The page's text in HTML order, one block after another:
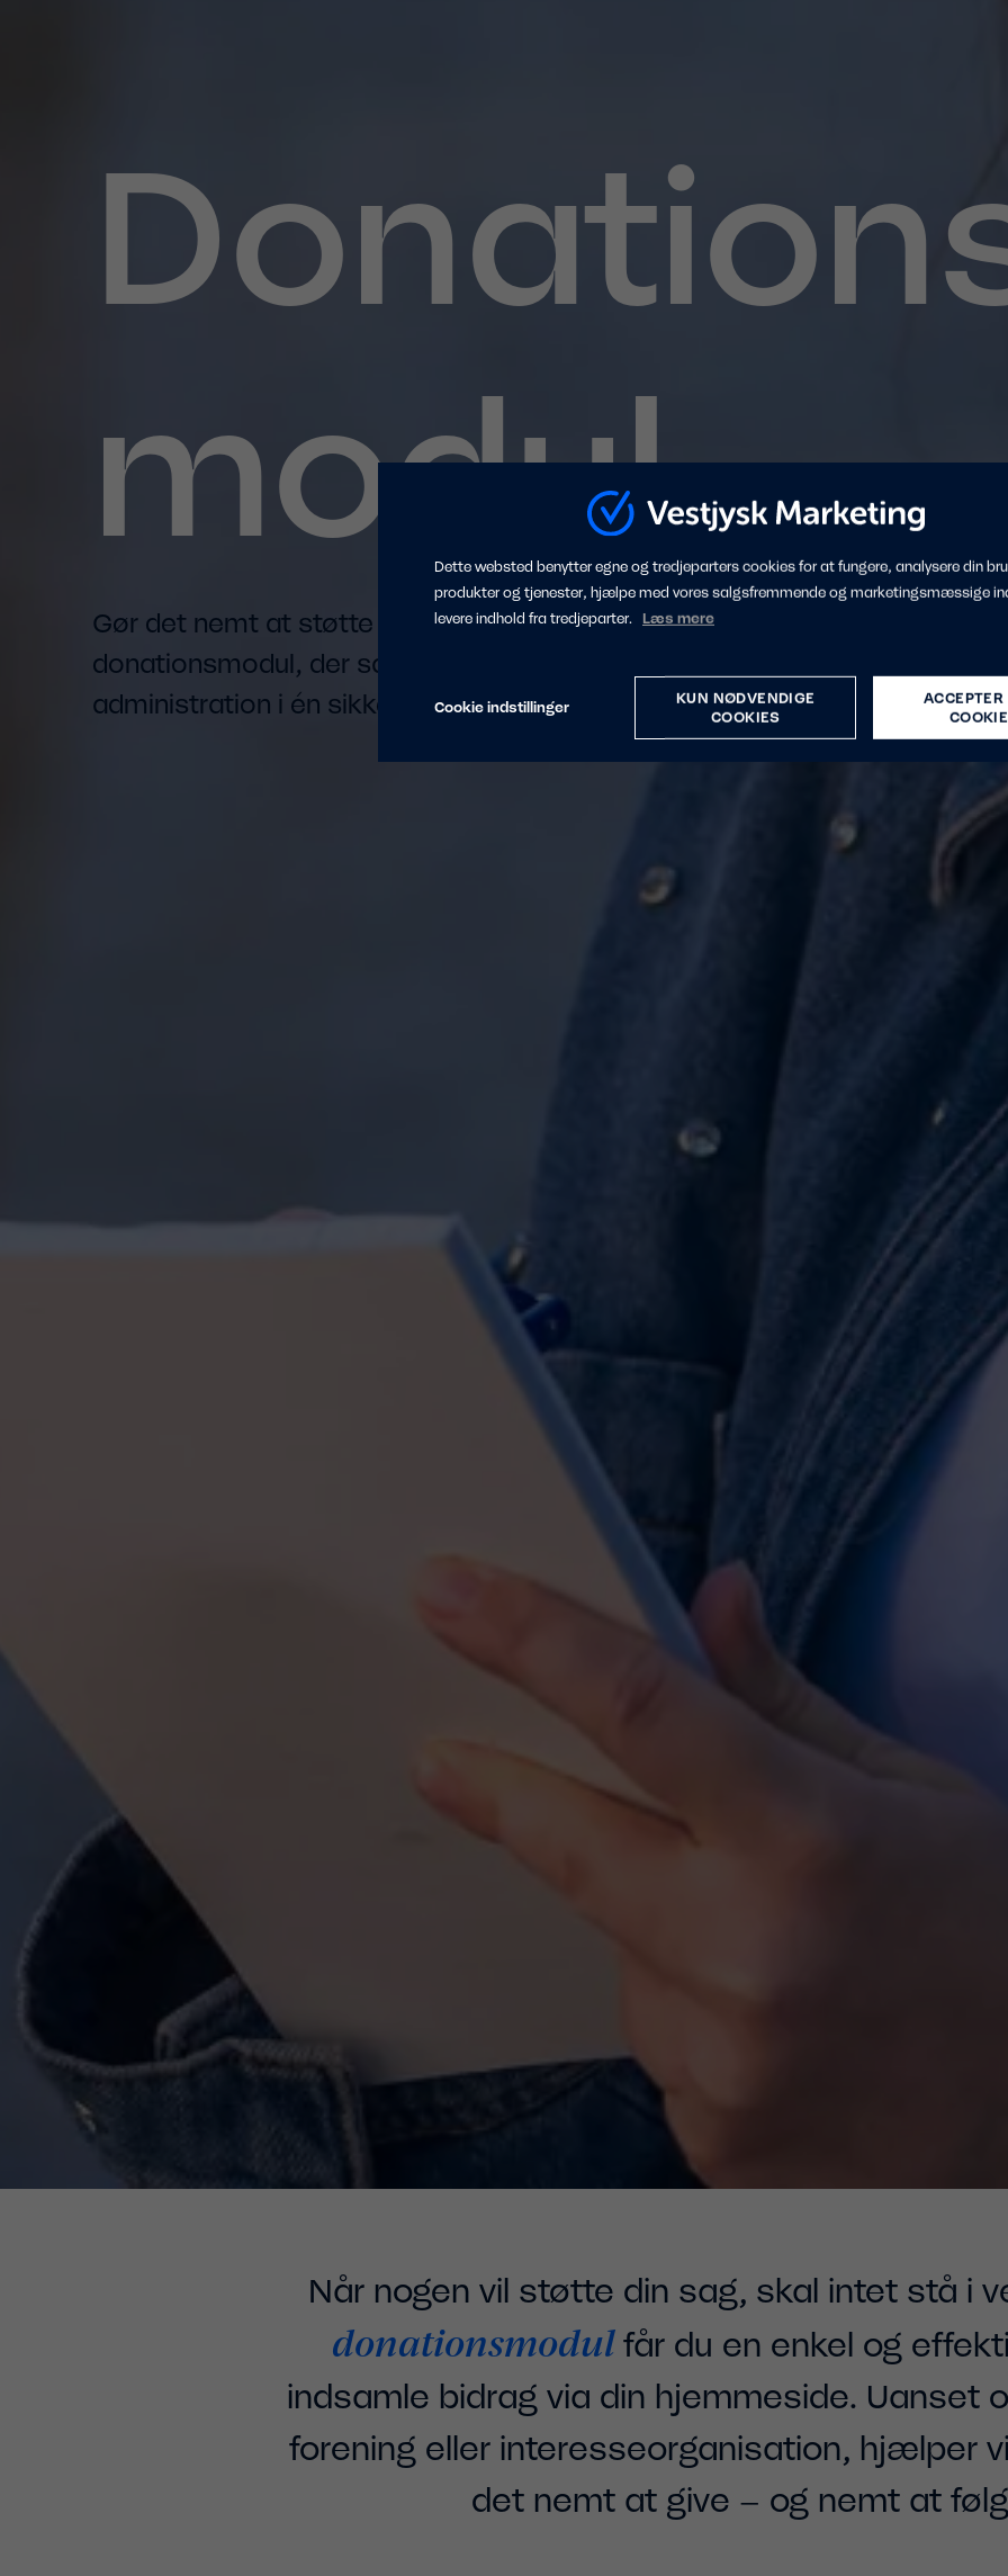
modul
Gør det nemt at støtte din sag med et
donationsmodul, der samler formular, betaling og
administration i én sikker løsning.
Når nogen vil støtte din sag, skal intet stå i
donationsmodulfår du en enkel og
indsamle bidrag via din hjemmeside. Uanset
forening eller interesseorganisation, hjælper
det nemt at give – og nemt at
Dette websted benytter egne og tredjeparters cookies for at fungere, analysere din
produkter og tjenester, hjælpe med vores salgsfremmende og marketingsmæssige
levere indhold fra tredjeparter. Læs mere
Cookie indstillinger
KUN NØDVENDIGE
COOKIES
ACCEPTER